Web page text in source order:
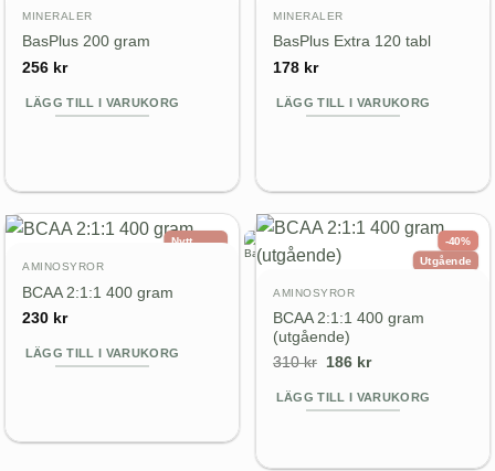
MINERALER
BasPlus 200 gram
256 kr
LÄGG TILL I VARUKORG
MINERALER
BasPlus Extra 120 tabl
178 kr
LÄGG TILL I VARUKORG
Nytt
AMINOSYROR
BCAA 2:1:1 400 gram
230 kr
LÄGG TILL I VARUKORG
-40%
Utgående
AMINOSYROR
BCAA 2:1:1 400 gram
(utgående)
310kr Det
priset
var:
186 krDet
priset
är:
LÄGG TILL I VARUKORG